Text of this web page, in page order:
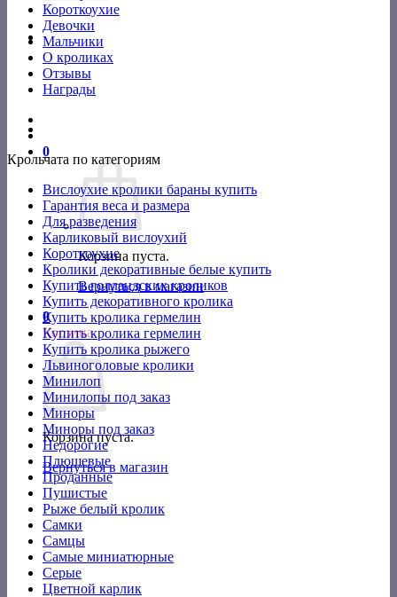
Короткоухие
Девочки
Мальчики
О кроликах
Отзывы
Награды
0
Корзина пуста.
Вернуться в магазин
0
Корзина
Корзина пуста.
Вернуться в магазин
Крольчата по категориям
Вислоухие кролики бараны купить
Гарантия веса и размера
Для разведения
Карликовый вислоухий
Короткоухие
Кролики декоративные белые купить
Купить голландских кроликов
Купить декоративного кролика
Купить кролика гермелин
Купить кролика гермелин
Купить кролика рыжего
Львиноголовые кролики
Минилоп
Минилопы под заказ
Миноры
Миноры под заказ
Недорогие
Плюшевые
Проданные
Пушистые
Рыже белый кролик
Самки
Самцы
Самые миниатюрные
Серые
Цветной карлик